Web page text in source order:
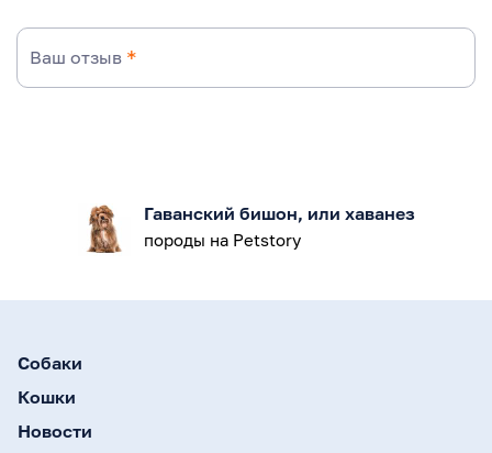
Ваш отзыв *
Гаванский бишон, или хаванез
породы на Petstory
Собаки
Кошки
Новости